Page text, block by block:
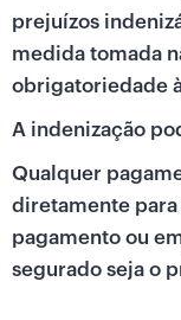
prejuízos
medida tomada
obrigatoriedade
A indenização
Qualquer
diretamente para
pagamento ou
segurado seja o